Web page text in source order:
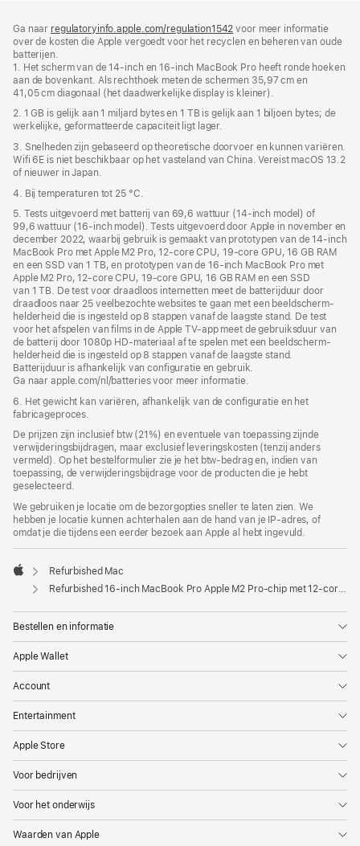
Ga naar regulatoryinfo.apple.com/regulation1542 (wordt
in
venster
geopend)
voor meer informatie
over de kosten die Apple vergoedt voor het recyclen en beheren van oude
batterijen.
1. Het scherm van de 14‑inch en 16‑inch MacBook Pro heeft ronde hoeken
aan de bovenkant. Als rechthoek meten de schermen 35,97 cm en
41,05 cm diagonaal (het daadwerkelijke display is kleiner).
2. 1 GB is gelijk aan 1 miljard bytes en 1 TB is gelijk aan 1 biljoen bytes; de
werkelijke, geformatteerde capaciteit ligt lager.
3. Snelheden zijn gebaseerd op theoretische doorvoer en kunnen variëren.
Wifi 6E is niet beschikbaar op het vasteland van China. Vereist macOS 13.2
of nieuwer in Japan.
4. Bij temperaturen tot 25 °C.
5. Tests uitgevoerd met batterij van 69,6 wattuur (14‑inch model) of
99,6 wattuur (16‑inch model). Tests uitgevoerd door Apple in november en
december 2022, waarbij gebruik is gemaakt van prototypen van de 14‑inch
MacBook Pro met Apple M2 Pro, 12‑core CPU, 19‑core GPU, 16 GB RAM
en een SSD van 1 TB, en prototypen van de 16‑inch MacBook Pro met
Apple M2 Pro, 12‑core CPU, 19‑core GPU, 16 GB RAM en een SSD
van 1 TB. De test voor draadloos internetten meet de batterijduur door
draadloos naar 25 veelbezochte websites te gaan met een beeldscherm­
helderheid die is ingesteld op 8 stappen vanaf de laagste stand. De test
voor het afspelen van films in de Apple TV-app meet de gebruiksduur van
de batterij door 1080p HD-materiaal af te spelen met een beeldscherm­
helderheid die is ingesteld op 8 stappen vanaf de laagste stand.
Batterijduur is afhankelijk van configuratie en gebruik.
Ga naar apple.com/nl/batteries voor meer informatie.
6. Het gewicht kan variëren, afhankelijk van de configuratie en het
fabricageproces.
De prijzen zijn inclusief btw (21%) en eventuele van toepassing zijnde
verwijderingsbijdragen, maar exclusief leveringskosten (tenzij anders
vermeld). Op het bestelformulier zie je het btw-bedrag en, indien van
toepassing, de verwijderingsbijdrage voor de producten die je hebt
geselecteerd.
We gebruiken je locatie om de bezorgopties sneller te laten zien. We
hebben je locatie kunnen achterhalen aan de hand van je IP-adres, of
omdat je die tijdens een eerder bezoek aan Apple al hebt ingevuld.
Apple
Refurbished Mac
Refurbished 16‑inch MacBook Pro Apple M2 Pro-chip met 12‑core CPU en 19‑core GPU - Spacegrijs
Bestellen en informatie
Apple Wallet
Account
Entertainment
Apple Store
Voor bedrijven
Voor het onderwijs
Waarden van Apple